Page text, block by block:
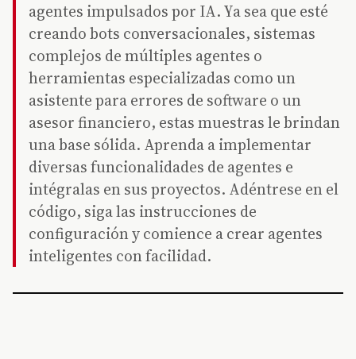
agentes impulsados por IA. Ya sea que esté
creando bots conversacionales, sistemas
complejos de múltiples agentes o
herramientas especializadas como un
asistente para errores de software o un
asesor financiero, estas muestras le brindan
una base sólida. Aprenda a implementar
diversas funcionalidades de agentes e
intégralas en sus proyectos. Adéntrese en el
código, siga las instrucciones de
configuración y comience a crear agentes
inteligentes con facilidad.